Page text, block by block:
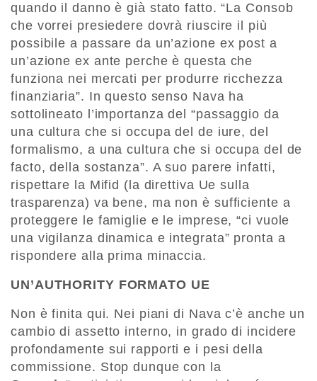
quando il danno è già stato fatto. “La Consob
che vorrei presiedere dovrà riuscire il più
possibile a passare da un’azione ex post a
un’azione ex ante perche è questa che
funziona nei mercati per produrre ricchezza
finanziaria”. In questo senso Nava ha
sottolineato l’importanza del “passaggio da
una cultura che si occupa del de iure, del
formalismo, a una cultura che si occupa del de
facto, della sostanza”. A suo parere infatti,
rispettare la Mifid (la direttiva Ue sulla
trasparenza) va bene, ma non è sufficiente a
proteggere le famiglie e le imprese, “ci vuole
una vigilanza dinamica e integrata” pronta a
rispondere alla prima minaccia.
UN’AUTHORITY FORMATO UE
Non è finita qui. Nei piani di Nava c’è anche un
cambio di assetto interno, in grado di incidere
profondamente sui rapporti e i pesi della
commissione. Stop dunque con la